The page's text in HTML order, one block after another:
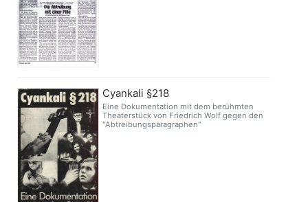
Cyankali §218
Eine Dokumentation mit dem berühmten
Theaterstück von Friedrich Wolf gegen den
"Abtreibungsparagraphen"